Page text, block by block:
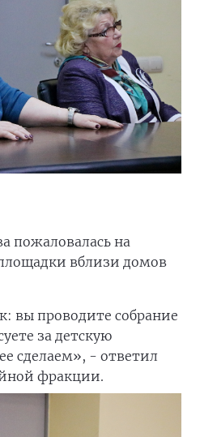
пожаловалась на
вблизи домов
вы проводите собрание
за детскую
сделаем», - ответил
фракции.